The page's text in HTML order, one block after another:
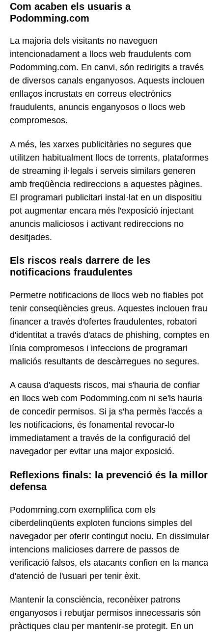
Com acaben els usuaris a
Podomming.com
La majoria dels visitants no naveguen
intencionadament a llocs web fraudulents com
Podomming.com. En canvi, són redirigits a través
de diversos canals enganyosos. Aquests inclouen
enllaços incrustats en correus electrònics
fraudulents, anuncis enganyosos o llocs web
compromesos.
A més, les xarxes publicitàries no segures que
utilitzen habitualment llocs de torrents, plataformes
de streaming il·legals i serveis similars generen
amb freqüència redireccions a aquestes pàgines.
El programari publicitari instal·lat en un dispositiu
pot augmentar encara més l'exposició injectant
anuncis maliciosos i activant redireccions no
desitjades.
Els riscos reals darrere de les
notificacions fraudulentes
Permetre notificacions de llocs web no fiables pot
tenir conseqüències greus. Aquestes inclouen frau
financer a través d'ofertes fraudulentes, robatori
d'identitat a través d'atacs de phishing, comptes en
línia compromesos i infeccions de programari
maliciós resultants de descàrregues no segures.
A causa d'aquests riscos, mai s'hauria de confiar
en llocs web com Podomming.com ni se'ls hauria
de concedir permisos. Si ja s'ha permès l'accés a
les notificacions, és fonamental revocar-lo
immediatament a través de la configuració del
navegador per evitar una major exposició.
Reflexions finals: la prevenció és la millor
defensa
Podomming.com exemplifica com els
ciberdelinqüents exploten funcions simples del
navegador per oferir contingut nociu. En dissimular
intencions malicioses darrere de passos de
verificació falsos, els atacants confien en la manca
d'atenció de l'usuari per tenir èxit.
Mantenir la consciència, reconèixer patrons
enganyosos i rebutjar permisos innecessaris són
pràctiques clau per mantenir-se protegit. En un